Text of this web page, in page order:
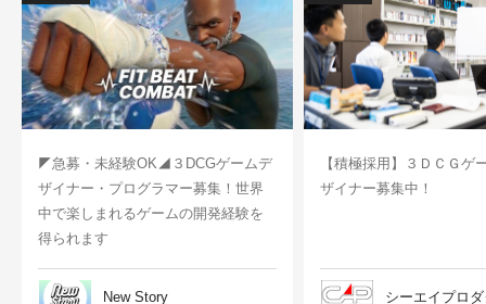
◤急募・未経験OK◢３DCGゲームデ
ザイナー・プログラマー募集！世界
中で楽しまれるゲームの開発経験を
得られます
New Story
【積極採用】３ＤＣＧゲ
ザイナー募集中！
シーエイプロ